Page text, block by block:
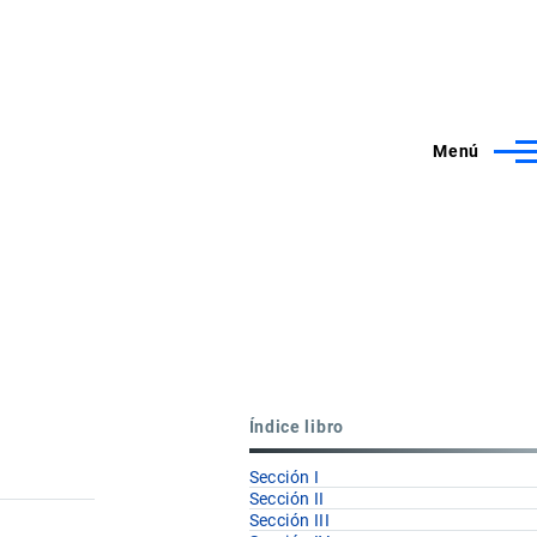
Menú
Índice libro
Sección I
Sección II
Sección III